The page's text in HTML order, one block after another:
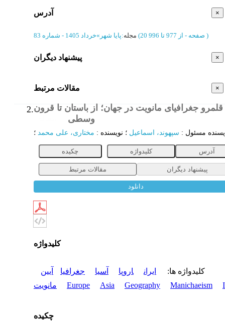
× آدرس
مجله:پایا شهر »خرداد 1405 - شماره 83 (‎20 صفحه - )
× پیشنهاد دیگران
× مقالات مرتبط
2.قلمرو جغرافیای مانویت در جهان؛ از باستان تا قرون
وسطی
مسئول : سپهوند، اسماعیل ؛ نویسنده : مختاری، علی محمد ؛
چکیده کلیدواژه آدرس
مقالات مرتبط پیشنهاد دیگران
دانلود
کلیدواژه
کلیدواژه ها: ایران اروپا آسیا جغرافیا
آیین
مانویت
Europe Asia Geography Manichaeism
چکیده